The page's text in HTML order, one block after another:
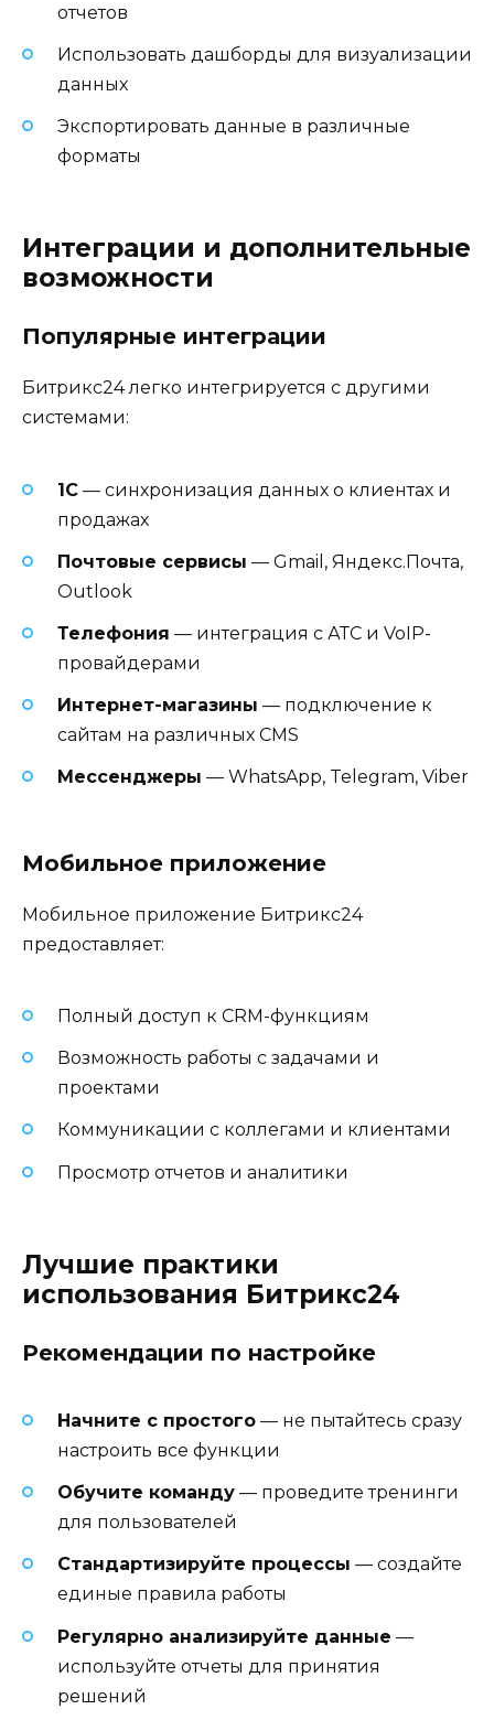
отчетов
Использовать дашборды для визуализации
данных
Экспортировать данные в различные
форматы
Интеграции и дополнительные
возможности
Популярные интеграции
Битрикс24 легко интегрируется с другими
системами:
1С — синхронизация данных о клиентах и
продажах
Почтовые сервисы — Gmail, Яндекс.Почта,
Outlook
Телефония — интеграция с АТС и VoIP-
провайдерами
Интернет-магазины — подключение к
сайтам на различных CMS
Мессенджеры — WhatsApp, Telegram, Viber
Мобильное приложение
Мобильное приложение Битрикс24
предоставляет:
Полный доступ к CRM-функциям
Возможность работы с задачами и
проектами
Коммуникации с коллегами и клиентами
Просмотр отчетов и аналитики
Лучшие практики
использования Битрикс24
Рекомендации по настройке
Начните с простого — не пытайтесь сразу
настроить все функции
Обучите команду — проведите тренинги
для пользователей
Стандартизируйте процессы — создайте
единые правила работы
Регулярно анализируйте данные —
используйте отчеты для принятия
решений